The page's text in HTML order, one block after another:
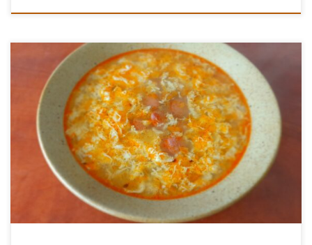
Tojáslevest örömmel főzünk, mivel nagyon egyszerű. Viszont nem
elég tartalmas. De egy kis virslivel tartalmasabbá tehetjük a
tojáslevest. Nézzük is hogyan készül el a tojásleves virslivel! Virslis
tojásleves elkészítve A virslit felkarikázzuk, a felhevített zsíron kissé
megpirítjuk. Majd kiszedjük egy tányérra. A vöröshagymát apróra
felkockázzuk és a virsli sütéséből megmaradt […]